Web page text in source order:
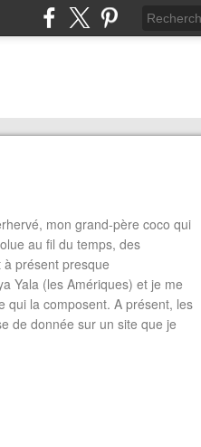
mon grand-père coco qui
au fil du temps, des
présent presque
Yala (les Amériques) et je me
qui la composent. A présent, les
de donnée sur un site que je